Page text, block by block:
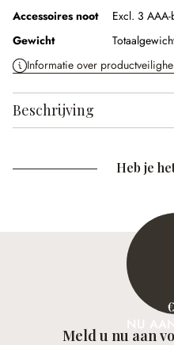
Accessoires noot
Excl. 3
Gewicht
Informatie over
Beschrijving
Heb je
NU
Meld u nu aan